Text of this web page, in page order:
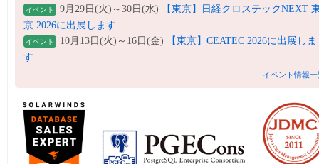
イベント 9月29日(火)～30日(水)
【東京】日経クロステックNEXT
京 2026に出展します
イベント 10月13日(火)～16日(金)
【東京】CEATEC 2026に出展しま
す
イベント情報一